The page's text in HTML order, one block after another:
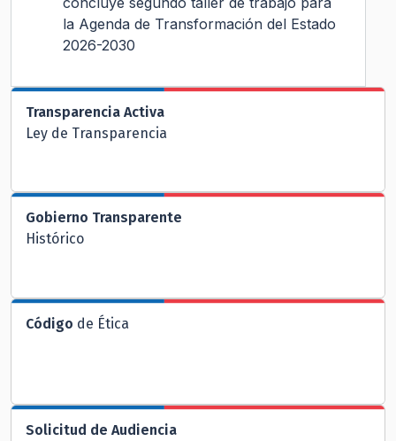
la Agenda de Transformación del Estado
2026-2030
Transparencia Activa
Ley de Transparencia
Gobierno Transparente
Histórico
Código de Ética
Solicitud de Audiencia